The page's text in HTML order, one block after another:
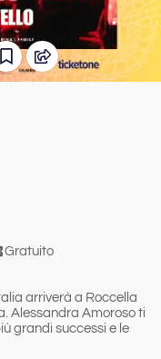
Gratuito
arriverà a Roccella
Alessandra Amoroso ti
grandi successi e le